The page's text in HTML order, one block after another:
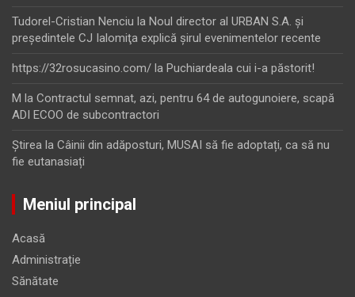
Tudorel-Cristian Nenciu la Noul director al URBAN S.A. şi
preşedintele CJ Ialomiţa explică şirul evenimentelor recente
https://32rosucasino.com/ la Puchiardeala cui i-a păstorit!
M la Contractul semnat, azi, pentru 64 de autogunoiere, scapă
ADI ECOO de subcontractori
Ştirea la Câinii din adăposturi, MUSAI să fie adoptați, ca să nu
fie eutanasiați
Meniul principal
Acasă
Administrație
Sănătate